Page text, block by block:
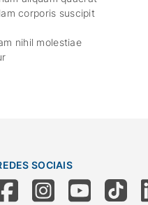
corporis suscipit
nihil molestiae
SOCIAIS